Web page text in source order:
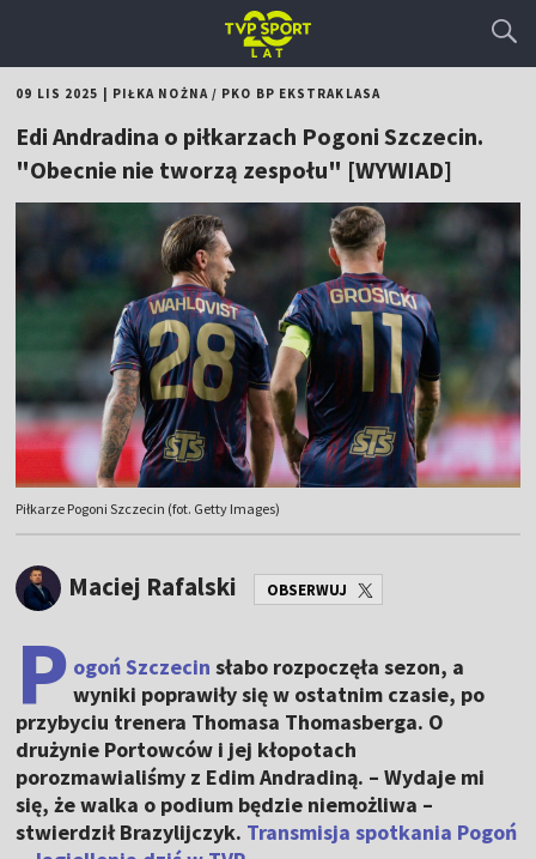
09 LIS 2025 PIŁKA NOŻNA/ PKO BP EKSTRAKLASA
Edi Andradina o piłkarzach Pogoni Szczecin.
"Obecnie nie tworzą zespołu" [WYWIAD]
Piłkarze Pogoni Szczecin (fot. Getty Images)
Maciej Rafalski OBSERWUJ
P ogoń Szczecin słabo rozpoczęła sezon, a
wyniki poprawiły się w ostatnim czasie, po
przybyciu trenera Thomasa Thomasberga. O
drużynie Portowców i jej kłopotach
porozmawialiśmy z Edim Andradiną. – Wydaje mi
się, że walka o podium będzie niemożliwa –
stwierdził Brazylijczyk. Transmisja spotkania Pogoń